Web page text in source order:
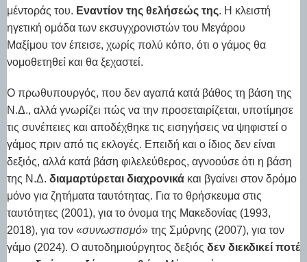
μέντοράς του. Εναντίον της θελήσεώς της. Η κλειστή
ηγετική ομάδα των εκσυγχρονιστών του Μεγάρου
Μαξίμου τον έπεισε, χωρίς πολύ κόπο, ότι ο γάμος θα
νομοθετηθεί και θα ξεχαστεί.
Ο πρωθυπουργός, που δεν αγαπά κατά βάθος τη βάση της
Ν.Δ., αλλά γνωρίζει πώς να την προσεταιρίζεται, υποτίμησε
τις συνέπειες και αποδέχθηκε τις εισηγήσεις να ψηφιστεί ο
γάμος πριν από τις εκλογές. Επειδή και ο ίδιος δεν είναι
δεξιός, αλλά κατά βάση φιλελεύθερος, αγνοούσε ότι η βάση
της Ν.Δ. διαμαρτύρεται διαχρονικά και βγαίνει στον δρόμο
μόνο για ζητήματα ταυτότητας. Για το θρήσκευμα στις
ταυτότητες (2001), για το όνομα της Μακεδονίας (1993,
2018), για τον «συνωστισμό» της Σμύρνης (2007), για τον
γάμο (2024). Ο αυτοδημιούργητος δεξιός δεν διεκδικεί ποτέ